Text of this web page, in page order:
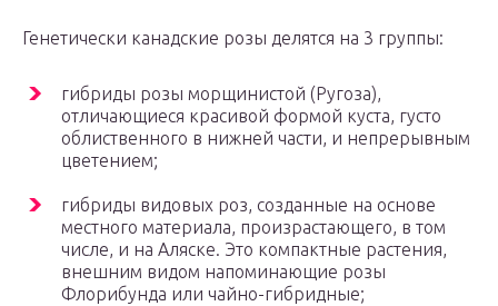
Генетически канадские розы делятся на 3 группы:
гибриды розы морщинистой (Ругоза),
отличающиеся красивой формой куста, густо
облиственного в нижней части, и непрерывным
цветением;
гибриды видовых роз, созданные на основе
местного материала, произрастающего, в том
числе, и на Аляске. Это компактные растения,
внешним видом напоминающие розы
Флорибунда или чайно-гибридные;